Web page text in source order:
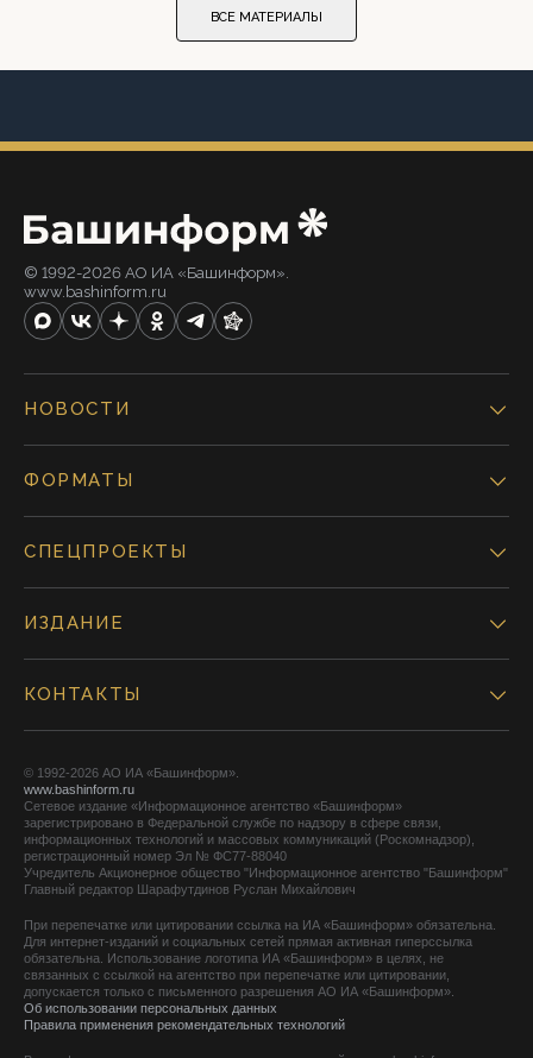
ВСЕ МАТЕРИАЛЫ
© 1992-2026 АО ИА «Башинформ».
www.bashinform.ru
НОВОСТИ
ФОРМАТЫ
СПЕЦПРОЕКТЫ
ИЗДАНИЕ
КОНТАКТЫ
© 1992-2026 АО ИА «Башинформ».
www.bashinform.ru
Сетевое издание «Информационное агентство «Башинформ»
зарегистрировано в Федеральной службе по надзору в сфере связи,
информационных технологий и массовых коммуникаций (Роскомнадзор),
регистрационный номер Эл № ФС77-88040
Учредитель Акционерное общество "Информационное агентство "Башинформ"
Главный редактор Шарафутдинов Руслан Михайлович
При перепечатке или цитировании ссылка на ИА «Башинформ» обязательна.
Для интернет-изданий и социальных сетей прямая активная гиперссылка
обязательна. Использование логотипа ИА «Башинформ» в целях, не
связанных с ссылкой на агентство при перепечатке или цитировании,
допускается только с письменного разрешения АО ИА «Башинформ».
Об использовании персональных данных
Правила применения рекомендательных технологий